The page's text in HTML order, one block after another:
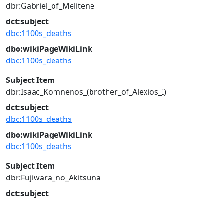
dbr:Gabriel_of_Melitene
dct:subject
dbc:1100s_deaths
dbo:wikiPageWikiLink
dbc:1100s_deaths
Subject Item
dbr:Isaac_Komnenos_(brother_of_Alexios_I)
dct:subject
dbc:1100s_deaths
dbo:wikiPageWikiLink
dbc:1100s_deaths
Subject Item
dbr:Fujiwara_no_Akitsuna
dct:subject